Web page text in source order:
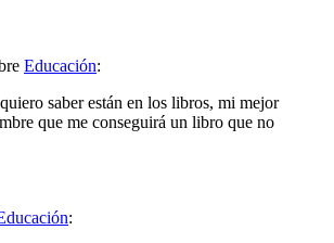
Educación:
saber están en los libros, mi mejor
que me conseguirá un libro que no
: